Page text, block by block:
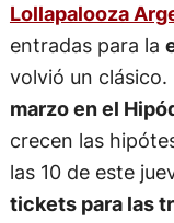
Lollapalooza
entradas para la
volvió un clásico.
marzo en el
crecen las
las 10 de este
tickets para las